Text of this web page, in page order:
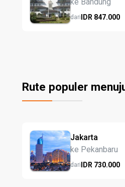
dariIDR 847.000
Rute populer
Jakarta
ke Pekanbaru
dariIDR 730.000